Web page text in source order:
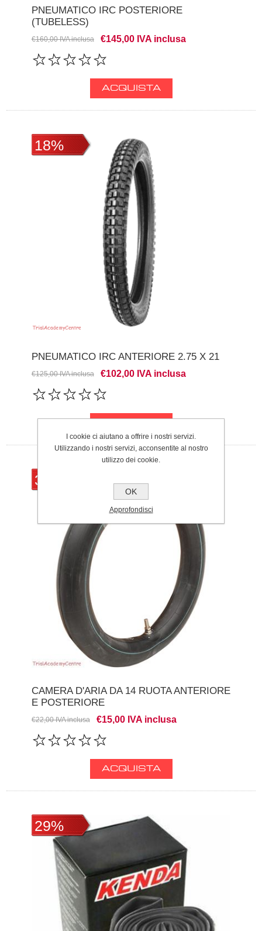
PNEUMATICO IRC POSTERIORE
(TUBELESS)
€160,00 IVA inclusa €145,00 IVA inclusa
18%
PNEUMATICO IRC ANTERIORE 2.75 X 21
€125,00 IVA inclusa €102,00 IVA inclusa
32%
CAMERA D'ARIA DA 14 RUOTA ANTERIORE
E POSTERIORE
€22,00 IVA inclusa €15,00 IVA inclusa
29%
I cookie ci aiutano a offrire i nostri servizi.
Utilizzando i nostri servizi, acconsentite al nostro
utilizzo dei cookie.
OK
Approfondisci